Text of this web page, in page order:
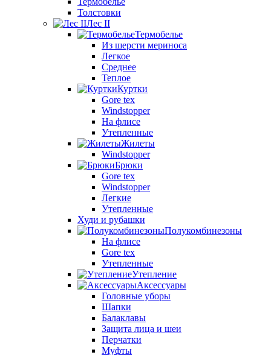
Толстовки
Лес II
Термобелье
Из шерсти мериноса
Легкое
Среднее
Теплое
Куртки
Gore tex
Windstopper
На флисе
Утепленные
Жилеты
Windstopper
Брюки
Gore tex
Windstopper
Легкие
Утепленные
Худи и рубашки
Полукомбинезоны
На флисе
Gore tex
Утепленные
Утепление
Аксессуары
Головные уборы
Шапки
Балаклавы
Защита лица и шеи
Перчатки
Муфты